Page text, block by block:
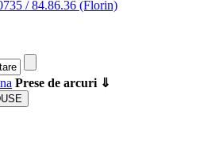
/ 84.86.36 (Florin)
Prese de arcuri ⇓